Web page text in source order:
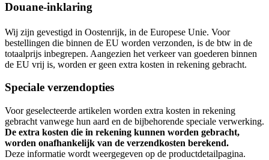
Douane-inklaring
Wij zijn gevestigd in Oostenrijk, in de Europese Unie. Voor
bestellingen die binnen de EU worden verzonden, is de btw in de
totaalprijs inbegrepen. Aangezien het verkeer van goederen binnen
de EU vrij is, worden er geen extra kosten in rekening gebracht.
Speciale verzendopties
Voor geselecteerde artikelen worden extra kosten in rekening
gebracht vanwege hun aard en de bijbehorende speciale verwerking.
De extra kosten die in rekening kunnen worden gebracht,
worden onafhankelijk van de verzendkosten berekend.
Deze informatie wordt weergegeven op de productdetailpagina.